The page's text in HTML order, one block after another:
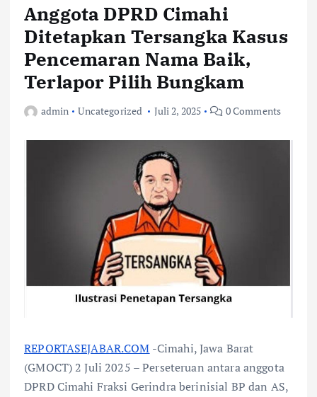
Anggota DPRD Cimahi
Ditetapkan Tersangka Kasus
Pencemaran Nama Baik,
Terlapor Pilih Bungkam
admin Uncategorized Juli 2, 2025 0 Comments
REPORTASEJABAR.COM -Cimahi, Jawa Barat
(GMOCT) 2 Juli 2025 – Perseteruan antara anggota
DPRD Cimahi Fraksi Gerindra berinisial BP dan AS,